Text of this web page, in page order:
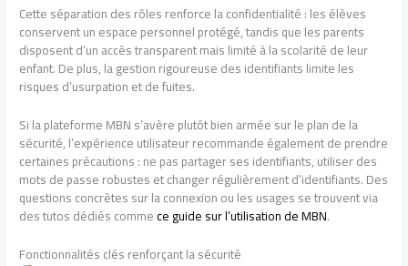
Cette séparation des rôles renforce la confidentialité : les élèves
conservent un espace personnel protégé, tandis que les parents
disposent d’un accès transparent mais limité à la scolarité de leur
enfant. De plus, la gestion rigoureuse des identifiants limite les
risques d’usurpation et de fuites.
Si la plateforme MBN s’avère plutôt bien armée sur le plan de la
sécurité, l’expérience utilisateur recommande également de prendre
certaines précautions : ne pas partager ses identifiants, utiliser des
mots de passe robustes et changer régulièrement d’identifiants. Des
questions concrètes sur la connexion ou les usages se trouvent via
des tutos dédiés commece guide sur l’utilisation de MBN.
Fonctionnalités clés renforçant la sécurité